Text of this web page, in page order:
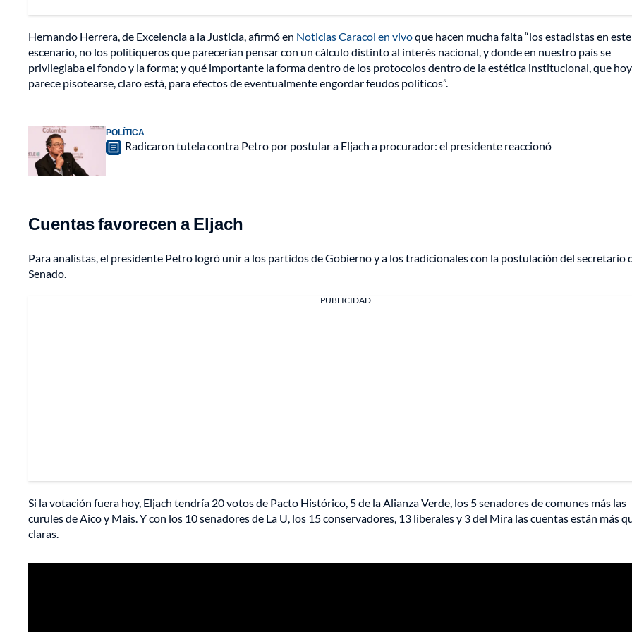
Hernando Herrera, de Excelencia a la Justicia, afirmó en Noticias Caracol en vivoque hacen mucha falta “los estadistas en este
escenario, no los politiqueros que parecerían pensar con un cálculo distinto al interés nacional, y donde en nuestro país se
privilegiaba el fondo y la forma; y qué importante la forma dentro de los protocolos dentro de la estética institucional, que hoy
parece pisotearse, claro está, para efectos de eventualmente engordar feudos políticos”.
POLÍTICA
Radicaron tutela contra Petro por postular a Eljach a procurador: el presidente reaccionó
Cuentas favorecen a Eljach
Para analistas, el presidente Petro logró unir a los partidos de Gobierno y a los tradicionales con la postulación del secretario
Senado.
PUBLICIDAD
Si la votación fuera hoy, Eljach tendría 20 votos de Pacto Histórico, 5 de la Alianza Verde, los 5 senadores de comunes más las
curules de Aico y Mais. Y con los 10 senadores de La U, los 15 conservadores, 13 liberales y 3 del Mira las cuentas están más
claras.